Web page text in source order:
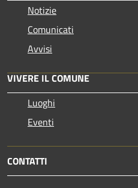
Notizie
Comunicati
Avvisi
VIVERE IL COMUNE
Luoghi
Eventi
CONTATTI